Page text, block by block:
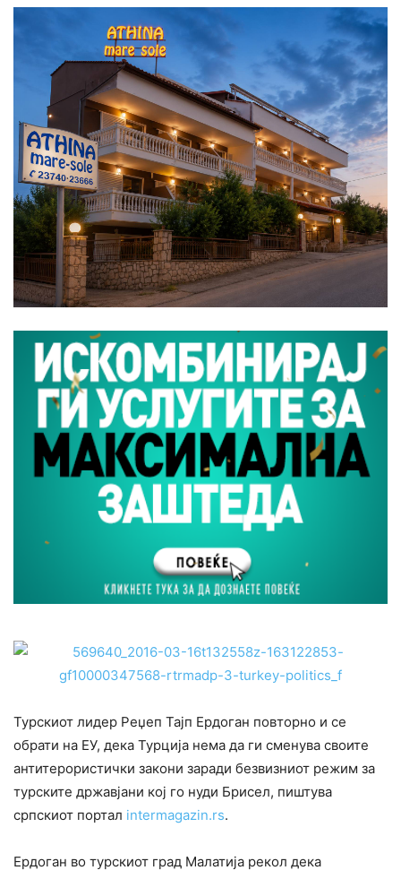
Турскиот лидер Реџеп Тајп Ердоган повторно и се
обрати на ЕУ, дека Турција нема да ги сменува своите
антитерористички закони заради безвизниот режим за
турските државјани кој го нуди Брисел, пиштува
српскиот портал intermagazin.rs.
Ердоган во турскиот град Малатија рекол дека